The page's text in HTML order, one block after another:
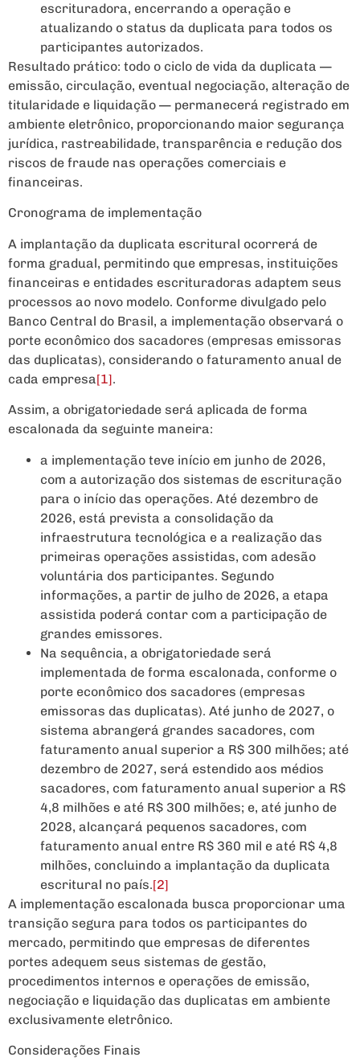
escrituradora, encerrando a operação e
atualizando o status da duplicata para todos os
participantes autorizados.
Resultado prático: todo o ciclo de vida da duplicata —
emissão, circulação, eventual negociação, alteração de
titularidade e liquidação — permanecerá registrado em
ambiente eletrônico, proporcionando maior segurança
jurídica, rastreabilidade, transparência e redução dos
riscos de fraude nas operações comerciais e
financeiras.
Cronograma de implementação
A implantação da duplicata escritural ocorrerá de
forma gradual, permitindo que empresas, instituições
financeiras e entidades escrituradoras adaptem seus
processos ao novo modelo. Conforme divulgado pelo
Banco Central do Brasil, a implementação observará o
porte econômico dos sacadores (empresas emissoras
das duplicatas), considerando o faturamento anual de
cada empresa[1].
Assim, a obrigatoriedade será aplicada de forma
escalonada da seguinte maneira:
a implementação teve início em junho de 2026,
com a autorização dos sistemas de escrituração
para o início das operações. Até dezembro de
2026, está prevista a consolidação da
infraestrutura tecnológica e a realização das
primeiras operações assistidas, com adesão
voluntária dos participantes. Segundo
informações, a partir de julho de 2026, a etapa
assistida poderá contar com a participação de
grandes emissores.
Na sequência, a obrigatoriedade será
implementada de forma escalonada, conforme o
porte econômico dos sacadores (empresas
emissoras das duplicatas). Até junho de 2027, o
sistema abrangerá grandes sacadores, com
faturamento anual superior a R$ 300 milhões; até
dezembro de 2027, será estendido aos médios
sacadores, com faturamento anual superior a R$
4,8 milhões e até R$ 300 milhões; e, até junho de
2028, alcançará pequenos sacadores, com
faturamento anual entre R$ 360 mil e até R$ 4,8
milhões, concluindo a implantação da duplicata
escritural no país.[2]
A implementação escalonada busca proporcionar uma
transição segura para todos os participantes do
mercado, permitindo que empresas de diferentes
portes adequem seus sistemas de gestão,
procedimentos internos e operações de emissão,
negociação e liquidação das duplicatas em ambiente
exclusivamente eletrônico.
Considerações Finais